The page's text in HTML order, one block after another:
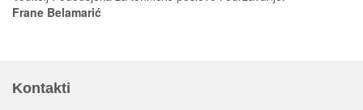
Frane Belamarić
Kontakti